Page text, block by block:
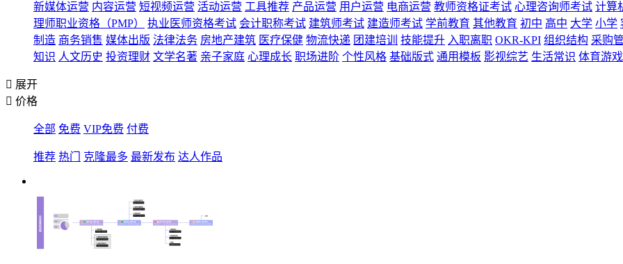
新媒体运营 内容运营 短视频运营 活动运营 工具推荐 产品运营 用户运营 电商运营 教师资格证考试 心理咨询师考试 计算
理师职业资格（PMP）
执业医师资格考试 会计职称考试 建筑师考试 建造师考试 学前教育 其他教育 初中 高中 大学 小学
制造 商务销售 媒体出版 法律法务 房地产建筑 医疗保健 物流快递 团建培训 技能提升 入职离职 OKR-KPI 组织结构 采购
知识 人文历史 投资理财 文学名著 亲子家庭 心理成长 职场进阶 个性风格 基础版式 通用模板 影视综艺 生活常识 体育游戏
 展开
 价格
全部 免费 VIP免费 付费
推荐 热门 克隆最多 最新发布 达人作品